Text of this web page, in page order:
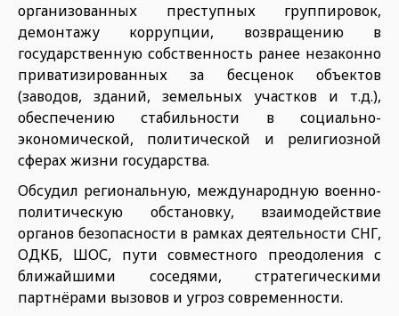
организованных преступных группировок,
демонтажу коррупции, возвращению в
государственную собственность ранее незаконно
приватизированных за бесценок объектов
(заводов, зданий, земельных участков и т.д.),
обеспечению стабильности в социально-
экономической, политической и религиозной
сферах жизни государства.
Обсудил региональную, международную военно-
политическую обстановку, взаимодействие
органов безопасности в рамках деятельности СНГ,
ОДКБ, ШОС, пути совместного преодоления с
ближайшими соседями, стратегическими
партнёрами вызовов и угроз современности.